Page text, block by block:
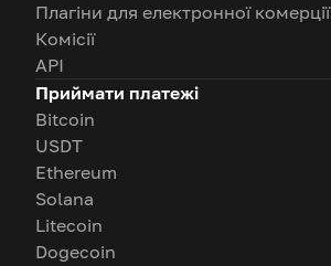
Плагіни для електронної комерції
Комісії
API
Приймати платежі
Bitcoin
USDT
Ethereum
Solana
Litecoin
Dogecoin